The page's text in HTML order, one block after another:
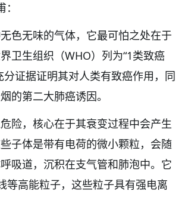
色无味的气体，它最可怕之处在于
卫生组织（WHO）列为“1类致癌
分证据证明其对人类有致癌作用，同
的第二大肺癌诱因。
险，核心在于其衰变过程中会产生
子体是带有电荷的微小颗粒，会随
吸道，沉积在支气管和肺泡中。它
等高能粒子，这些粒子具有强电离